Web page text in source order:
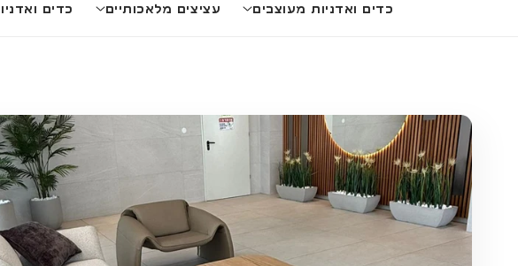
כדים ואדניות מעוצבים עציצים מלאכותיים כדים